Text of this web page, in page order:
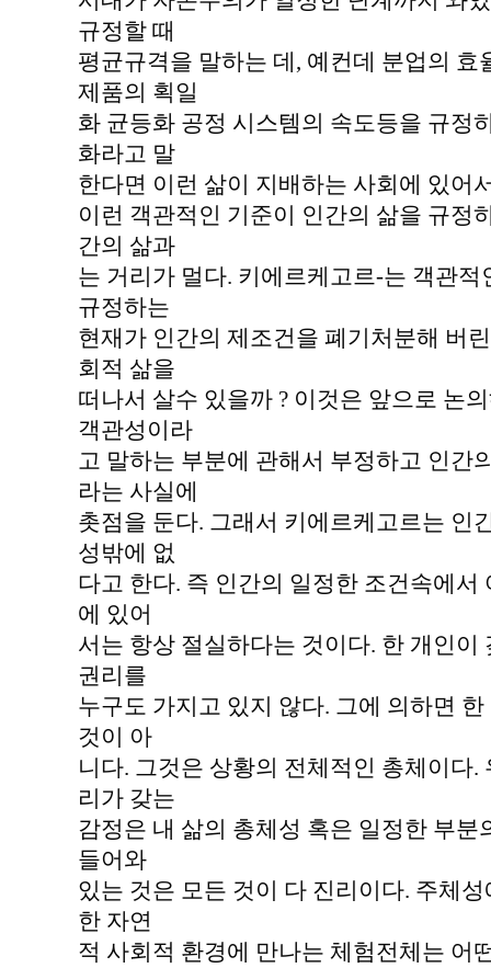
규정할 때
평균규격을 말하는 데, 예컨데 분업의
제품의 획일
화 균등화 공정 시스템의 속도등을 규정
화라고 말
한다면 이런 삶이 지배하는 사회에 있어
이런 객관적인 기준이 인간의 삶을 규정
간의 삶과
는 거리가 멀다. 키에르케고르-는 객관
규정하는
현재가 인간의 제조건을 폐기처분해 버
회적 삶을
떠나서 살수 있을까 ? 이것은 앞으로 논
객관성이라
고 말하는 부분에 관해서 부정하고 인간
라는 사실에
촛점을 둔다. 그래서 키에르케고르는 인
성밖에 없
다고 한다. 즉 인간의 일정한 조건속에
에 있어
서는 항상 절실하다는 것이다. 한 개인
권리를
누구도 가지고 있지 않다. 그에 의하면
것이 아
니다. 그것은 상황의 전체적인 총체이다
리가 갖는
감정은 내 삶의 총체성 혹은 일정한 부
들어와
있는 것은 모든 것이 다 진리이다. 주체
한 자연
적 사회적 환경에 만나는 체험전체는 어